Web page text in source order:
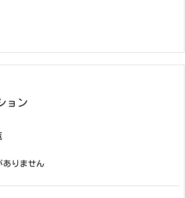
ョン
ありません